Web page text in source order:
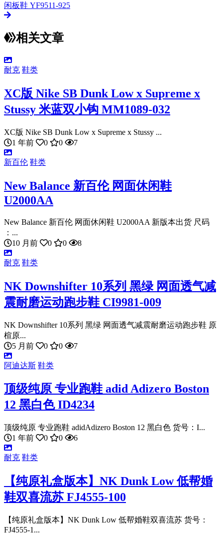
闲板鞋 YF9511-925
相关文章
耐克 鞋类
XC版 Nike SB Dunk Low x Supreme x
Stussy 米蓝双小钩 MM1089-032
XC版 Nike SB Dunk Low x Supreme x Stussy ...
1 年前
0 0 7
新百伦 鞋类
New Balance 新百伦 网面休闲鞋
U2000AA
New Balance 新百伦 网面休闲鞋 U2000AA 新版本出货 尺码
：...
10 月前
0 0 8
耐克 鞋类
NK Downshifter 10系列 黑绿 网面透气减
震耐磨运动跑步鞋 CI9981-009
NK Downshifter 10系列 黑绿 网面透气减震耐磨运动跑步鞋 原
楦原...
5 月前
0 0 7
阿迪达斯 鞋类
顶级纯原 专业跑鞋 adid Adizero Boston
12 黑白色 ID4234
顶级纯原 专业跑鞋 adidAdizero Boston 12 黑白色 货号：I...
1 年前
0 0 6
耐克 鞋类
【纯原礼盒版本】NK Dunk Low 低帮婚
鞋双喜流苏 FJ4555-100
【纯原礼盒版本】NK Dunk Low 低帮婚鞋双喜流苏 货号：
FJ4555-1...